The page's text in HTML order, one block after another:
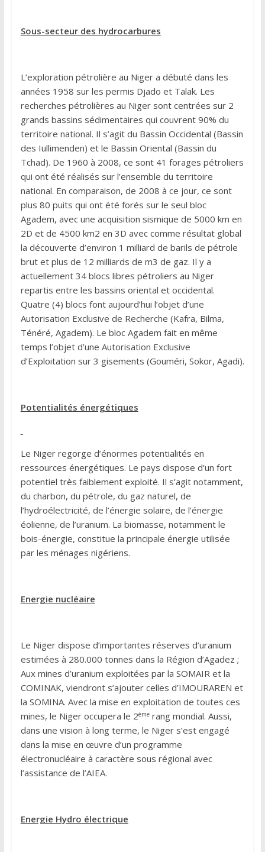
Sous-secteur des hydrocarbures
L’exploration pétrolière au Niger a débuté dans les
années 1958 sur les permis Djado et Talak. Les
recherches pétrolières au Niger sont centrées sur 2
grands bassins sédimentaires qui couvrent 90% du
territoire national. Il s’agit du Bassin Occidental (Bassin
des Iullimenden) et le Bassin Oriental (Bassin du
Tchad). De 1960 à 2008, ce sont 41 forages pétroliers
qui ont été réalisés sur l’ensemble du territoire
national. En comparaison, de 2008 à ce jour, ce sont
plus 80 puits qui ont été forés sur le seul bloc
Agadem, avec une acquisition sismique de 5000 km en
2D et de 4500 km2 en 3D avec comme résultat global
la découverte d’environ 1 milliard de barils de pétrole
brut et plus de 12 milliards de m3 de gaz. Il y a
actuellement 34 blocs libres pétroliers au Niger
repartis entre les bassins oriental et occidental.
Quatre (4) blocs font aujourd’hui l’objet d’une
Autorisation Exclusive de Recherche (Kafra, Bilma,
Ténéré, Agadem). Le bloc Agadem fait en même
temps l’objet d’une Autorisation Exclusive
d’Exploitation sur 3 gisements (Gouméri, Sokor, Agadi).
Potentialités énergétiques
Le Niger regorge d’énormes potentialités en
ressources énergétiques. Le pays dispose d’un fort
potentiel très faiblement exploité. Il s’agit notamment,
du charbon, du pétrole, du gaz naturel, de
l’hydroélectricité, de l’énergie solaire, de l’énergie
éolienne, de l’uranium. La biomasse, notamment le
bois-énergie, constitue la principale énergie utilisée
par les ménages nigériens.
Energie nucléaire
Le Niger dispose d’importantes réserves d’uranium
estimées à 280.000 tonnes dans la Région d’Agadez ;
Aux mines d’uranium exploitées par la SOMAIR et la
COMINAK, viendront s’ajouter celles d’IMOURAREN et
la SOMINA. Avec la mise en exploitation de toutes ces
mines, le Niger occupera le 2èmerang mondial. Aussi,
dans une vision à long terme, le Niger s’est engagé
dans la mise en œuvre d’un programme
électronucléaire à caractère sous régional avec
l’assistance de l’AIEA.
Energie Hydro électrique